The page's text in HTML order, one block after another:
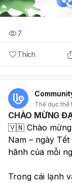
Thích
7
Thể dục thể
CHÀO MỪNG
🇻🇳 Chào mừng
Nam – ngày
hãnh của mỗi
Trong cái lạnh